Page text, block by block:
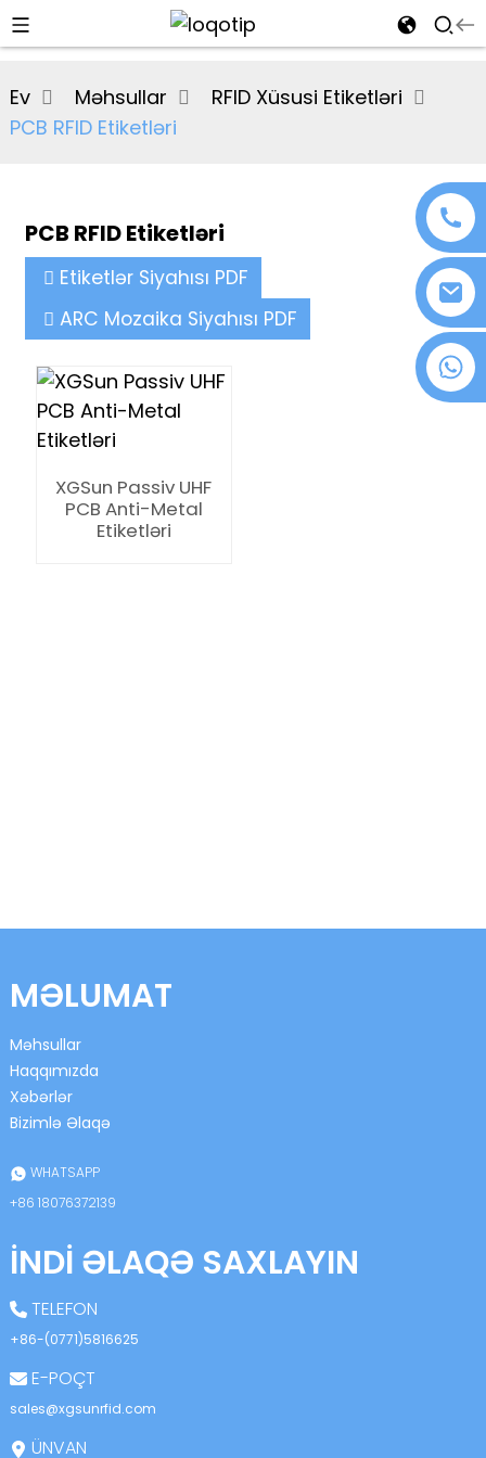
Ev Məhsullar
RFID Xüsusi Etiketləri
PCB RFID Etiketləri
PCB RFID Etiketləri
Etiketlər Siyahısı PDF
ARC Mozaika Siyahısı PDF
XGSun Passiv UHF
PCB Anti-Metal
Etiketləri
MƏLUMAT
Məhsullar
Haqqımızda
Xəbərlər
Bizimlə Əlaqə
WHATSAPP
+86 18076372139
İNDI ƏLAQƏ SAXLAYIN
TELEFON
+86-(0771)5816625
E-POÇT
sales@xgsunrfid.com
ÜNVAN